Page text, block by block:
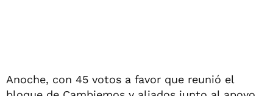
Anoche, con 45 votos a favor que reunió el